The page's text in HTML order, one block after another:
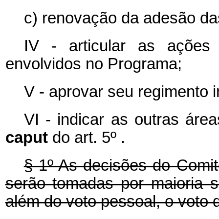
c) renovação da adesão
IV - articular as ações
envolvidos no Programa;
V - aprovar seu regimento
VI - indicar as outras
caput do art. 5º .
§ 1º As decisões do
serão tomadas por maioria
além do voto pessoal, o voto